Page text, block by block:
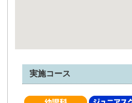
実施コース